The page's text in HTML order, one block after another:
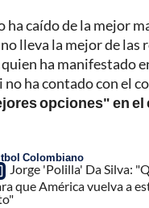
ha caído de la mejor
lleva la mejor de las
ha manifestado
no ha contado con el
opciones" en el
Colombiano
Jorge 'Polilla' Da Silva:
que América vuelva a